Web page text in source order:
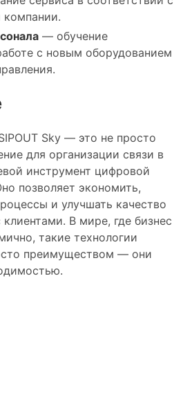
компании.
— обучение
с новым оборудованием
Sky — это не просто
для организации связи в
инструмент цифровой
позволяет экономить,
и улучшать качество
В мире, где бизнес
такие технологии
преимуществом — они